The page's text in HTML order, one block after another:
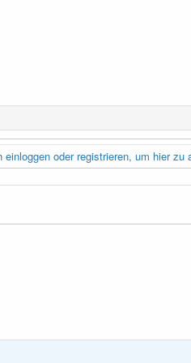
einloggen oder registrieren, um hier zu